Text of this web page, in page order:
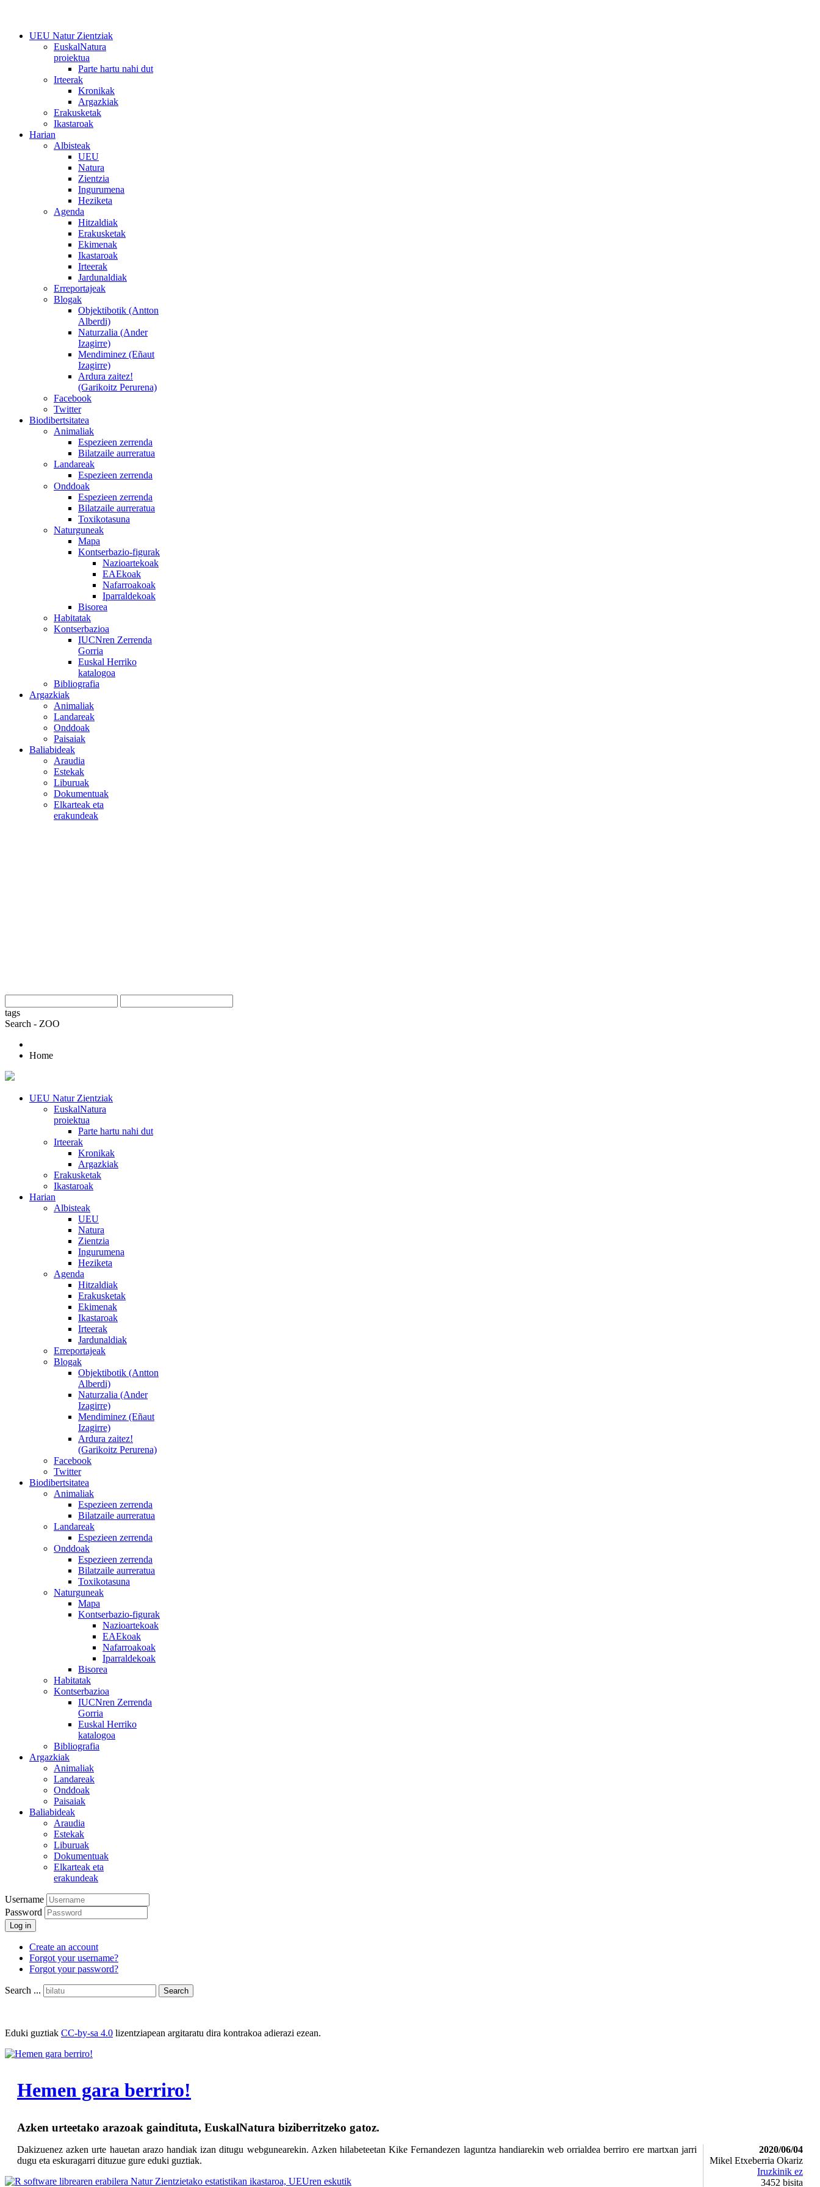
UEU Natur Zientziak
EuskalNatura
proiektua
Parte hartu nahi dut
Irteerak
Kronikak
Argazkiak
Erakusketak
Ikastaroak
Harian
Albisteak
UEU
Natura
Zientzia
Ingurumena
Heziketa
Agenda
Hitzaldiak
Erakusketak
Ekimenak
Ikastaroak
Irteerak
Jardunaldiak
Erreportajeak
Blogak
Objektibotik (Antton
Alberdi)
Naturzalia (Ander
Izagirre)
Mendiminez (Eñaut
Izagirre)
Ardura zaitez!
(Garikoitz Perurena)
Facebook
Twitter
Biodibertsitatea
Animaliak
Espezieen zerrenda
Bilatzaile aurreratua
Landareak
Espezieen zerrenda
Onddoak
Espezieen zerrenda
Bilatzaile aurreratua
Toxikotasuna
Naturguneak
Mapa
Kontserbazio-figurak
Nazioartekoak
EAEkoak
Nafarroakoak
Iparraldekoak
Bisorea
Habitatak
Kontserbazioa
IUCNren Zerrenda
Gorria
Euskal Herriko
katalogoa
Bibliografia
Argazkiak
Animaliak
Landareak
Onddoak
Paisaiak
Baliabideak
Araudia
Estekak
Liburuak
Dokumentuak
Elkarteak eta
erakundeak
tags
Search - ZOO
Home
UEU Natur Zientziak
EuskalNatura
proiektua
Parte hartu nahi dut
Irteerak
Kronikak
Argazkiak
Erakusketak
Ikastaroak
Harian
Albisteak
UEU
Natura
Zientzia
Ingurumena
Heziketa
Agenda
Hitzaldiak
Erakusketak
Ekimenak
Ikastaroak
Irteerak
Jardunaldiak
Erreportajeak
Blogak
Objektibotik (Antton
Alberdi)
Naturzalia (Ander
Izagirre)
Mendiminez (Eñaut
Izagirre)
Ardura zaitez!
(Garikoitz Perurena)
Facebook
Twitter
Biodibertsitatea
Animaliak
Espezieen zerrenda
Bilatzaile aurreratua
Landareak
Espezieen zerrenda
Onddoak
Espezieen zerrenda
Bilatzaile aurreratua
Toxikotasuna
Naturguneak
Mapa
Kontserbazio-figurak
Nazioartekoak
EAEkoak
Nafarroakoak
Iparraldekoak
Bisorea
Habitatak
Kontserbazioa
IUCNren Zerrenda
Gorria
Euskal Herriko
katalogoa
Bibliografia
Argazkiak
Animaliak
Landareak
Onddoak
Paisaiak
Baliabideak
Araudia
Estekak
Liburuak
Dokumentuak
Elkarteak eta
erakundeak
Username
Password
Log in
Create an account
Forgot your username?
Forgot your password?
Search ... Search
Eduki guztiak CC-by-sa 4.0 lizentziapean argitaratu dira kontrakoa adierazi ezean.
Hemen gara berriro!
Azken urteetako arazoak gaindituta, EuskalNatura biziberritzeko gatoz.
2020/06/04
Mikel Etxeberria Okariz
Iruzkinik ez
3452 bisita
Dakizuenez azken urte hauetan arazo handiak izan ditugu webgunearekin. Azken hilabeteetan Kike Fernandezen laguntza handiarekin web orrialdea berriro ere martxan jarri
dugu eta eskuragarri dituzue gure eduki guztiak.